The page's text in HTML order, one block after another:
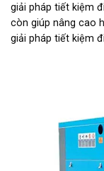
giải pháp tiết kiệm
còn giúp nâng cao
giải pháp tiết kiệm